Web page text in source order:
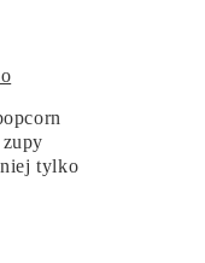
tylko